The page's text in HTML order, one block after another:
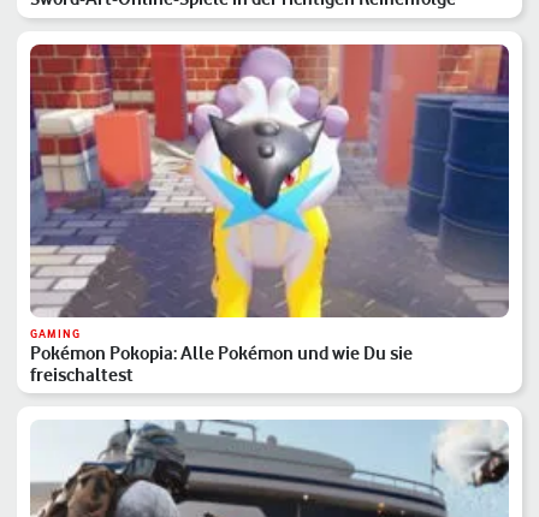
GAMING
Pokémon Pokopia: Alle Pokémon und wie Du sie
freischaltest